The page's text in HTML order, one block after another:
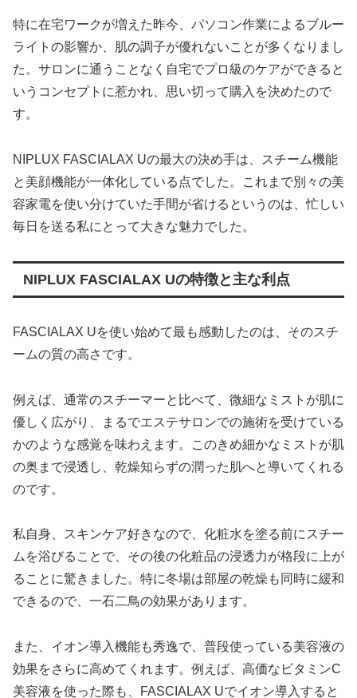
特に在宅ワークが増えた昨今、パソコン作業によるブルー
ライトの影響か、肌の調子が優れないことが多くなりまし
た。サロンに通うことなく自宅でプロ級のケアができると
いうコンセプトに惹かれ、思い切って購入を決めたので
す。
NIPLUX FASCIALAX Uの最大の決め手は、スチーム機能
と美顔機能が一体化している点でした。これまで別々の美
容家電を使い分けていた手間が省けるというのは、忙しい
毎日を送る私にとって大きな魅力でした。
NIPLUX FASCIALAX Uの特徴と主な利点
FASCIALAX Uを使い始めて最も感動したのは、そのスチ
ームの質の高さです。
例えば、通常のスチーマーと比べて、微細なミストが肌に
優しく広がり、まるでエステサロンでの施術を受けている
かのような感覚を味わえます。このきめ細かなミストが肌
の奥まで浸透し、乾燥知らずの潤った肌へと導いてくれる
のです。
私自身、スキンケア好きなので、化粧水を塗る前にスチー
ムを浴びることで、その後の化粧品の浸透力が格段に上が
ることに驚きました。特に冬場は部屋の乾燥も同時に緩和
できるので、一石二鳥の効果があります。
また、イオン導入機能も秀逸で、普段使っている美容液の
効果をさらに高めてくれます。例えば、高価なビタミンC
美容液を使った際も、FASCIALAX Uでイオン導入すると